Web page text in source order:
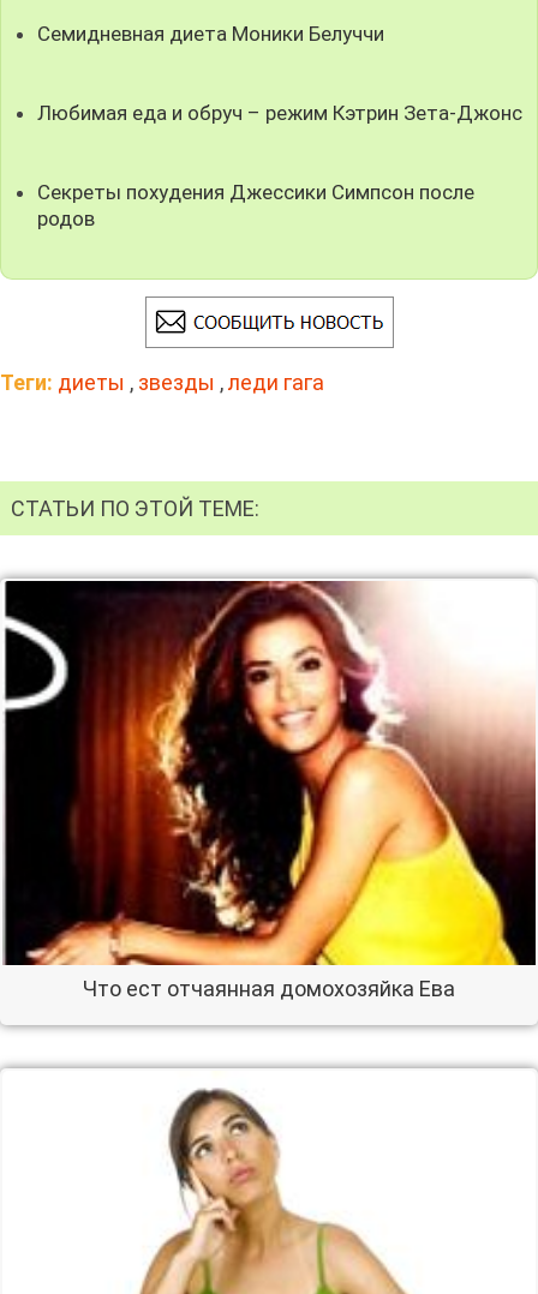
Семидневная диета Моники Белуччи
Любимая еда и обруч – режим Кэтрин Зета-Джонс
Секреты похудения Джессики Симпсон после
родов
Теги: диеты , звезды ,леди гага
СТАТЬИ ПО ЭТОЙ ТЕМЕ:
Что ест отчаянная домохозяйка Ева